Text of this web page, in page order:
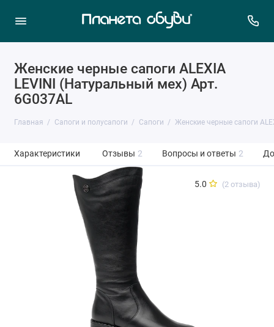
Женские черные сапоги ALEXIA
LEVINI (Натуральный мех) Арт.
6G037AL
Главная Сапоги и полусапоги Сапоги Женские черные сапоги
Характеристики Отзывы 2 Вопросы и ответы 2
5.0 (2 отзыва)